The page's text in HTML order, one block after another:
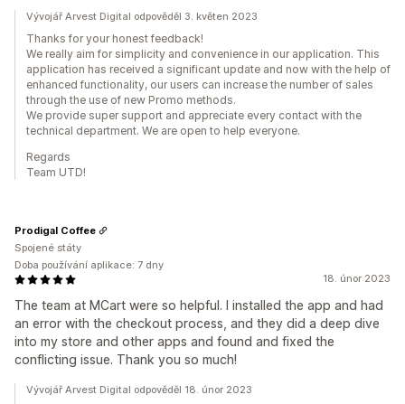
Vývojář Arvest Digital odpověděl 3. květen 2023
Thanks for your honest feedback!
We really aim for simplicity and convenience in our application. This
application has received a significant update and now with the help of
enhanced functionality, our users can increase the number of sales
through the use of new Promo methods.
We provide super support and appreciate every contact with the
technical department. We are open to help everyone.
Regards
Team UTD!
18. únor 2023
The team at MCart were so helpful. I installed the app and had
an error with the checkout process, and they did a deep dive
into my store and other apps and found and fixed the
conflicting issue. Thank you so much!
Prodigal Coffee
Spojené státy
Doba používání aplikace: 7 dny
Vývojář Arvest Digital odpověděl 18. únor 2023